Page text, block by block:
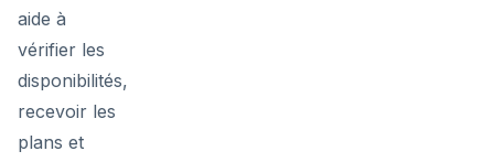
aide à
vérifier les
disponibilités,
recevoir les
plans et